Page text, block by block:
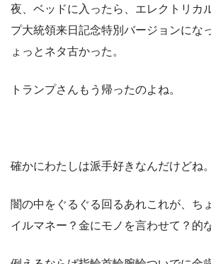
夜、ベッドに入ったら、エレクトリカ
プ大統領来日記念特別バージョンにな
ょっとネタ古かった。
トランプさんもう帰ったのよね。
確かにわたしは派手好きなんだけどね。
闇の中をぐるぐる回るあれこれが、ち
イルマネー？金にモノを言わせて？的な